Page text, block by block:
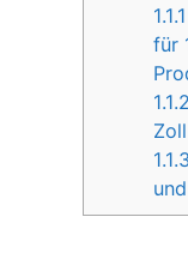
1.1.1
für
1.1.2
1.1.3